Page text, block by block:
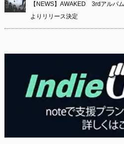
【NEWS】AWAKED 3rdアルバ
よりリリース決定